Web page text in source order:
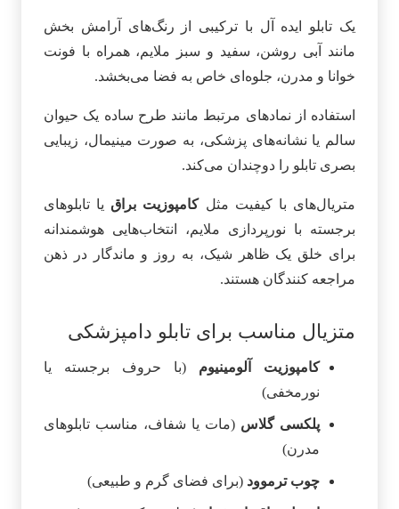
یک تابلو ایده‌ آل با ترکیبی از رنگ‌های آرامش‌ بخش
مانند آبی روشن، سفید و سبز ملایم، همراه با فونت
خوانا و مدرن، جلوه‌ای خاص به فضا می‌بخشد.
استفاده از نمادهای مرتبط مانند طرح ساده یک حیوان
سالم یا نشانه‌های پزشکی، به صورت مینیمال، زیبایی
بصری تابلو را دوچندان می‌کند.
متریال‌های با کیفیت مثلکامپوزیت براق یا تابلوهای
برجسته با نورپردازی ملایم، انتخاب‌هایی هوشمندانه
برای خلق یک ظاهر شیک، به‌ روز و ماندگار در ذهن
مراجعه‌ کنندگان هستند.
متزیال مناسب برای تابلو دامپزشکی
کامپوزیت آلومینیوم (با حروف برجسته یا
نورمخفی)
پلکسی گلاس (مات یا شفاف، مناسب تابلوهای
مدرن)
چوب ترموود (برای فضای گرم و طبیعی)